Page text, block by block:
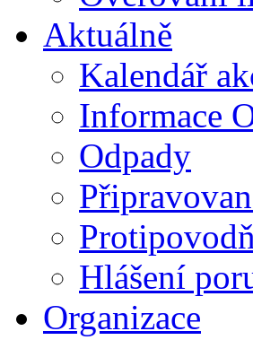
Aktuálně
Kalendář
Informace
Odpady
Hlášení
Organizace